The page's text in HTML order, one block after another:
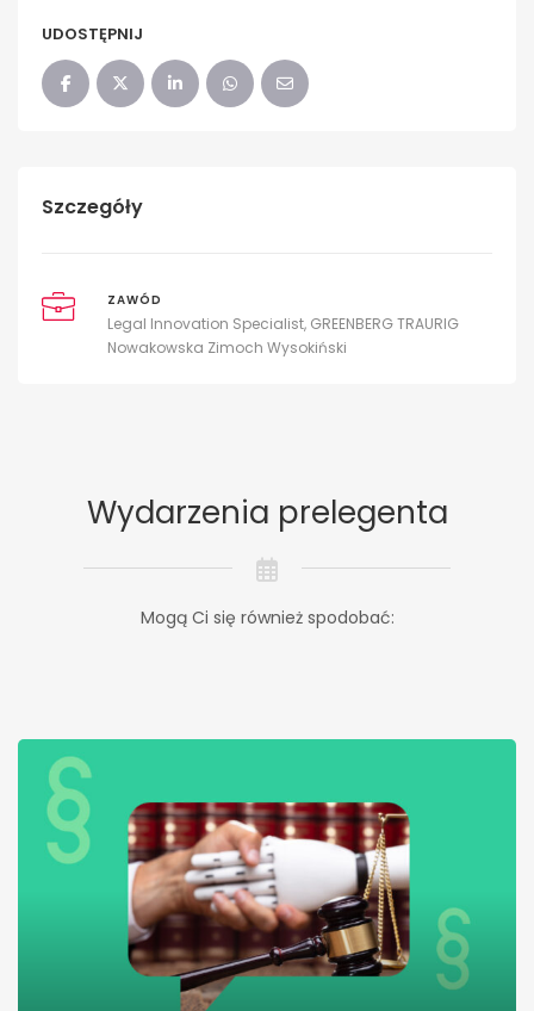
UDOSTĘPNIJ
Szczegóły
ZAWÓD
Legal Innovation Specialist, GREENBERG TRAURIG
Nowakowska Zimoch Wysokiński
Wydarzenia prelegenta
Mogą Ci się również spodobać: